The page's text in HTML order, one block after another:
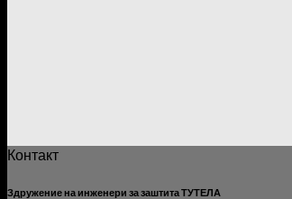
Контакт
Здружение на инженери за заштита ТУТЕЛА